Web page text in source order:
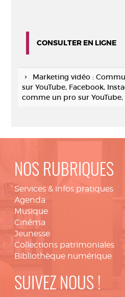
CONSULTER EN LIGNE
Marketing vidéo :
sur YouTube, Facebook,
comme un pro sur
NOS RUBRIQUES
Services & infos pratiques
Agenda
Musique
Cinéma
Jeunesse
Collections patrimoniales
Bibliothèque numérique
SUIVEZ NOUS !